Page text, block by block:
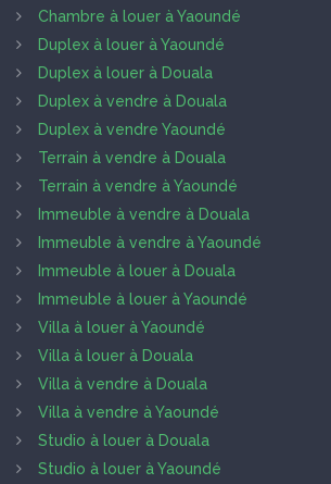
Chambre à louer à Yaoundé
Duplex à louer à Yaoundé
Duplex à louer à Douala
Duplex à vendre à Douala
Duplex à vendre Yaoundé
Terrain à vendre à Douala
Terrain à vendre à Yaoundé
Immeuble à vendre à Douala
Immeuble à vendre à Yaoundé
Immeuble à louer à Douala
Immeuble à louer à Yaoundé
Villa à louer à Yaoundé
Villa à louer à Douala
Villa à vendre à Douala
Villa à vendre à Yaoundé
Studio à louer à Douala
Studio à louer à Yaoundé